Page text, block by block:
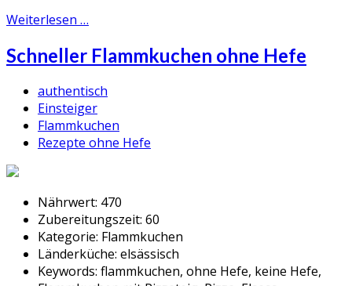
Weiterlesen …
Schneller Flammkuchen ohne Hefe
authentisch
Einsteiger
Flammkuchen
Rezepte ohne Hefe
Nährwert: 470
Zubereitungszeit: 60
Kategorie: Flammkuchen
Länderküche: elsässisch
Keywords: flammkuchen, ohne Hefe, keine Hefe,